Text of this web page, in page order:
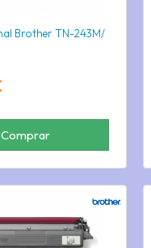
Brother TN-243M/
Comprar